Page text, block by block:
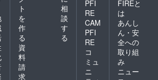
ト
を
作
る
相
談
す
る
資
料
請
求
PFI
RE
CAM
PFI
RE
コ
ミュ
ニ
FIREと
は
あんし
ん・安
全への
取り組
み
ニュー